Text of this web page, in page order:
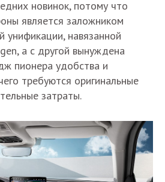
новинок, потому что
является заложником
унификации, навязанной
а с другой вынуждена
пионера удобства и
требуются оригинальные
затраты.